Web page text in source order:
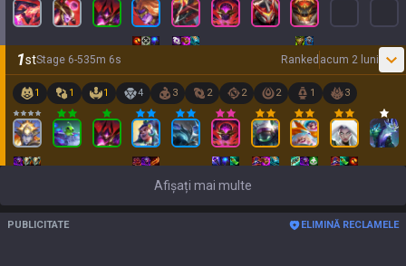
1stStage 6-535m 6s Ranked acum 2 luni
1 1 1 4 3 2 2 2 1 3
Afișați mai multe
PUBLICITATE ELIMINĂ RECLAMELE